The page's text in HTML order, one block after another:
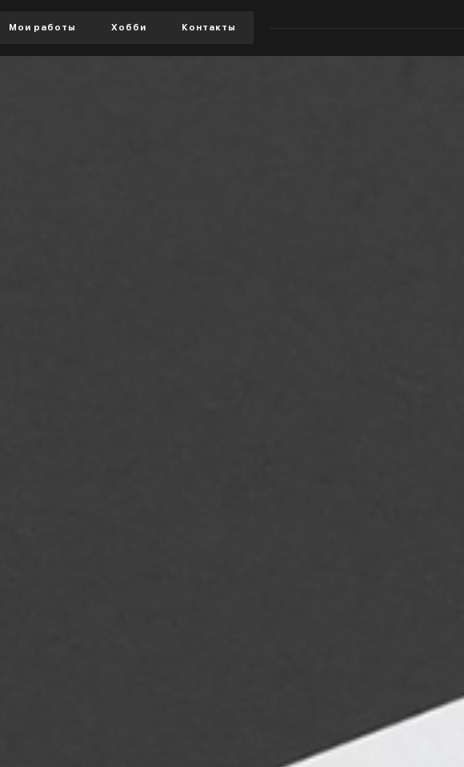
Мои работы Хобби
Контакты